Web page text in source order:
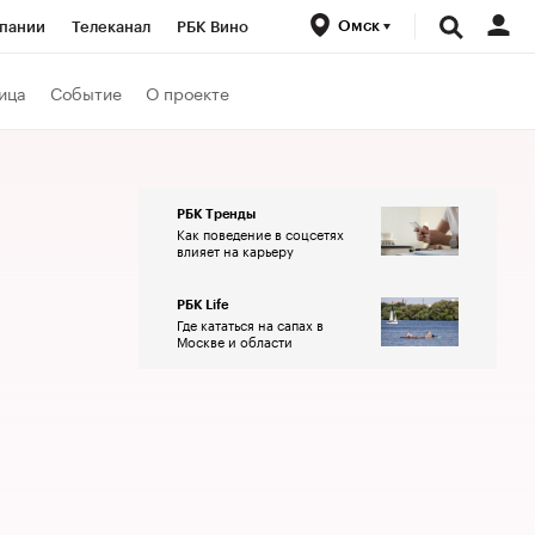
Телеканал РБК Вино Омск
Событие О проекте
РБК Тренды
Как поведение в соцсетях
влияет на карьеру
РБК Life
Где кататься на сапах в
Москве и области